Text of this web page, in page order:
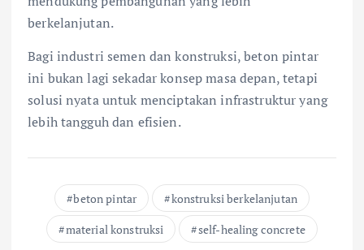
berkelanjutan.
Bagi industri semen dan konstruksi, beton pintar
ini bukan lagi sekadar konsep masa depan, tetapi
solusi nyata untuk menciptakan infrastruktur yang
lebih tangguh dan efisien.
beton pintar
konstruksi berkelanjutan
material konstruksi
self-healing concrete